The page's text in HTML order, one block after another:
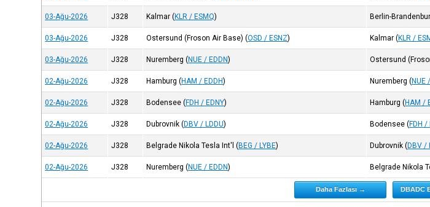
03-Ağu-2026 J328 Kalmar (KLR / ESMQ) Berlin-
03-Ağu-2026 J328 Ostersund (Froson Air Base) (OSD / ESNZ) Kalmar (KLR /
03-Ağu-2026 J328 Nuremberg (NUE / EDDN) Ostersund
02-Ağu-2026 J328 Hamburg (HAM / EDDH) Nuremberg (NUE
02-Ağu-2026 J328 Bodensee (FDH / EDNY) Hamburg (HAM /
02-Ağu-2026 J328 Dubrovnik (DBV / LDDU) Bodensee (FDH /
02-Ağu-2026 J328 Belgrade Nikola Tesla Int'l (BEG / LYBE) Dubrovnik (DBV /
02-Ağu-2026 J328 Nuremberg (NUE / EDDN) Belgrade Nikola
Daha Fazlası → DBADC